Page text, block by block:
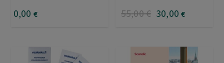
0,00 € 55,00€ 30,00 €